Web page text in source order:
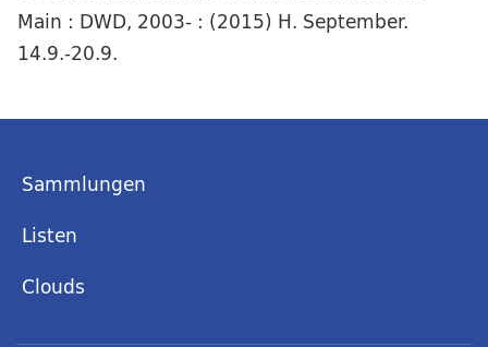
Main : DWD, 2003- : (2015) H. September.
14.9.-20.9.
Sammlungen
Listen
Clouds